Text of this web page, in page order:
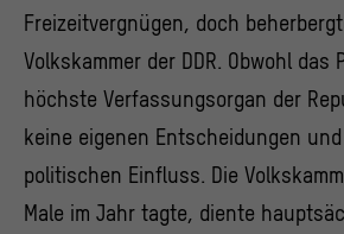
Freizeitvergnügen, doch
Volkskammer der DDR. Obwohl das
höchste Verfassungsorgan der
keine eigenen Entscheidungen
politischen Einfluss. Die
Male im Jahr tagte, diente